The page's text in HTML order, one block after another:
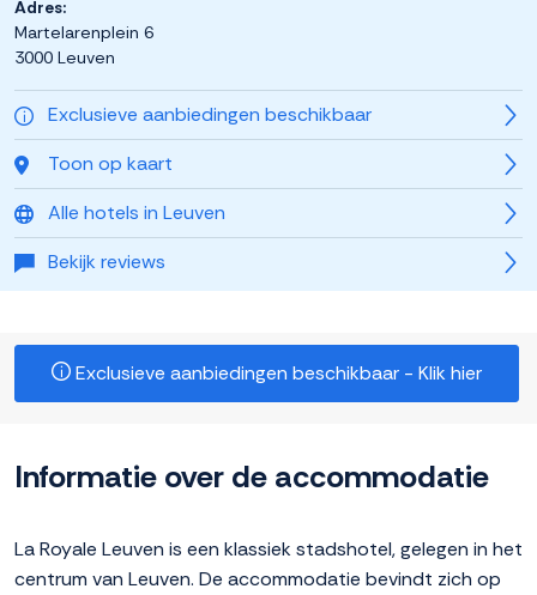
Exclusieve aanbiedingen beschikbaar
Toon op kaart
Alle hotels in Leuven
Bekijk reviews
Adres:
Martelarenplein 6
3000 Leuven
Exclusieve aanbiedingen beschikbaar - Klik hier
Informatie over de accommodatie
La Royale Leuven is een klassiek stadshotel, gelegen in het
centrum van Leuven. De accommodatie bevindt zich op